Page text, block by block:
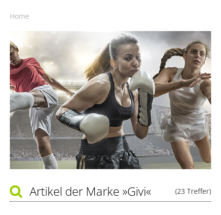
Home
(23 Treffer)
Artikel der Marke »Givi«